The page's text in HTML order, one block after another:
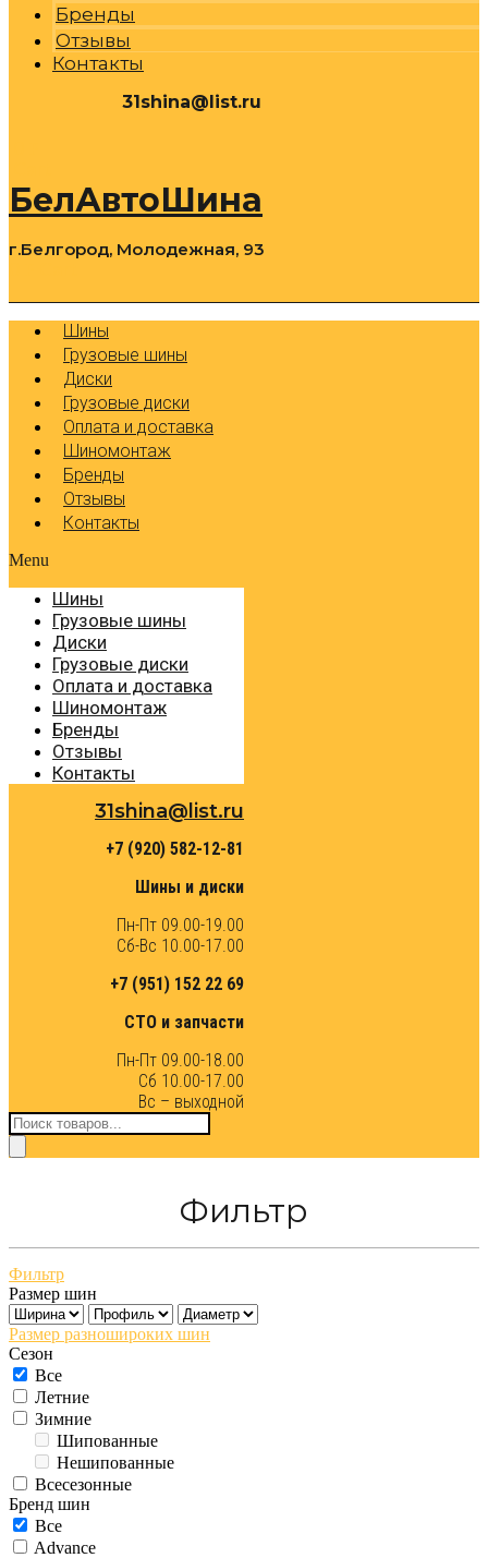
Бренды
Отзывы
Контакты
31shina@list.ru
БелАвтоШина
г.Белгород, Молодежная, 93
Шины
Грузовые шины
Диски
Грузовые диски
Оплата и доставка
Шиномонтаж
Бренды
Отзывы
Контакты
Menu
Шины
Грузовые шины
Диски
Грузовые диски
Оплата и доставка
Шиномонтаж
Бренды
Отзывы
Контакты
31shina@list.ru
+7 (920) 582-12-81
Шины и диски
Пн-Пт 09.00-19.00
Сб-Вс 10.00-17.00
+7 (951) 152 22 69
СТО и запчасти
Пн-Пт 09.00-18.00
Сб 10.00-17.00
Вс – выходной
Поиск
товаров
Фильтр
Фильтр
Размер шин
Размер разношироких шин
Сезон
Все
Летние
Зимние
Шипованные
Нешипованные
Всесезонные
Бренд шин
Все
Advance